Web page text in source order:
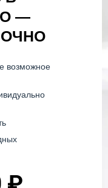
—
возможное